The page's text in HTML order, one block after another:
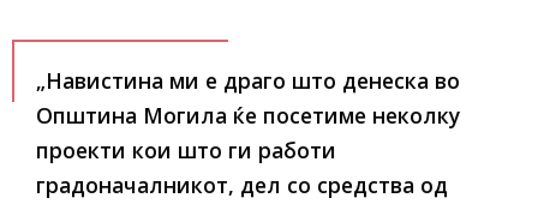
„Навистина ми е драго што денеска во
Општина Могила ќе посетиме неколку
проекти кои што ги работи
градоначалникот, дел со средства од